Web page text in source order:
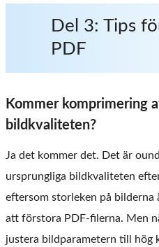
Del 3: Tips
PDF
Kommer komprimering
bildkvaliteten?
Ja det kommer det. Det är
ursprungliga bildkvaliteten
eftersom storleken på bilderna
att förstora PDF-filerna. Men
justera bildparametern till hög